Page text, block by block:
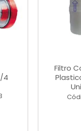
4
Filtro